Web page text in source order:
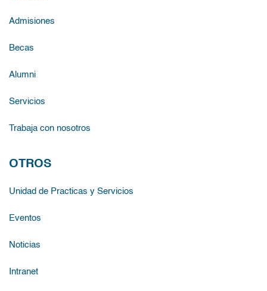
Admisiones
Becas
Alumni
Servicios
Trabaja con nosotros
OTROS
Unidad de Practicas y Servicios
Eventos
Noticias
Intranet